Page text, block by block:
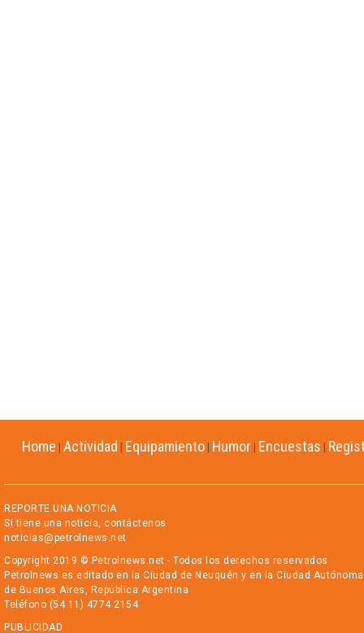
Home Actividad Equipamiento Humor Encuestas
REPORTE UNA NOTICIA
Si tiene una noticia, contáctenos
noticias@petrolnews.net
Copyright 2019 © Petrolnews.net - Todos los derechos reservados
Petrolnews es editado en la Ciudad de Neuquén y en la Ciudad Autónoma
de Buenos Aires, República Argentina
Teléfono (54 11) 4774 2154
PUBLICIDAD